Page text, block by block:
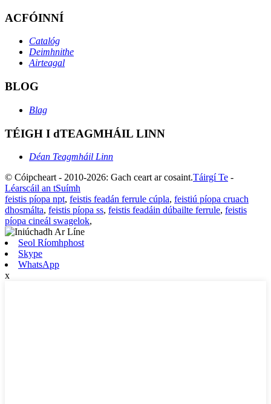
ACFÓINNÍ
Catalóg
Deimhnithe
Airteagal
BLOG
Blag
TÉIGH I dTEAGMHÁIL LINN
Déan Teagmháil Linn
© Cóipcheart - 2010-2026: Gach ceart ar cosaint.Táirgí Te -
Léarscáil an tSuímh
feistis píopa npt, feistis feadán ferrule cúpla, feistiú píopa cruach
dhosmálta, feistis píopa ss, feistis feadáin dúbailte ferrule, feistis
píopa cineál swagelok,
Seol Ríomhphost
Skype
WhatsApp
x